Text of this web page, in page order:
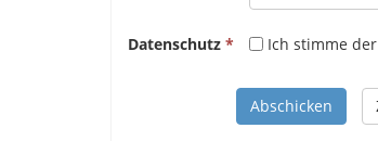
Datenschutz Ich stimme der
Abschicken